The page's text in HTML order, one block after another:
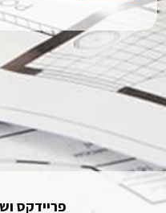
פריידקס